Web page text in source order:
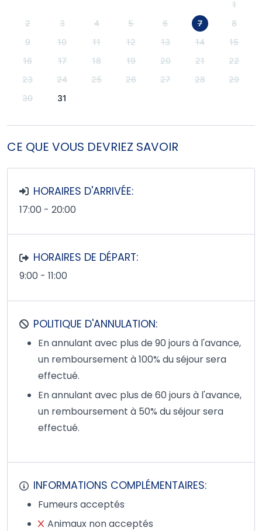
1
2
3 4 5 6 7
8
9
10 11 12 13 14
15
16
17 18 19 20 21
22
23
24 25 26 27 28
29
30
31
CE QUE VOUS DEVRIEZ SAVOIR
HORAIRES D'ARRIVÉE:
17:00 - 20:00
HORAIRES DE DÉPART:
9:00 - 11:00
POLITIQUE D'ANNULATION:
En annulant avec plus de 90 jours à l'avance,
un remboursement à 100% du séjour sera
effectué.
En annulant avec plus de 60 jours à l'avance,
un remboursement à 50% du séjour sera
effectué.
INFORMATIONS COMPLÉMENTAIRES:
Fumeurs acceptés
Animaux non acceptés